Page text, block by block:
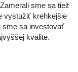
sme sa tiež
vystužiť krehkejšie
sme sa investovať
kvalite.